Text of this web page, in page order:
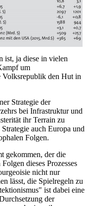
ist, ja diese in vielen
um
Volksrepublik den Hut in
Strategie der
bei Infrastruktur und
ihr Terrain zu
auch Europa und
Folgen.
gekommen, der die
dieses Prozesses
nicht nur
lässt, die Spielregeln zu
ist dabei eine
der